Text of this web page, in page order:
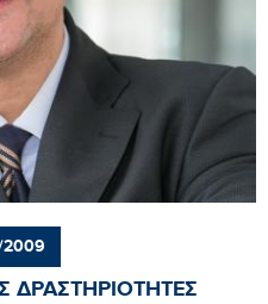
2009
ΔΡΑΣΤΗΡΙΟΤΗΤΕΣ